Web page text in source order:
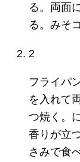
る。両面
る。みそ
2
フライパ
を入れて
つ焼く。
香りが立
さみで食